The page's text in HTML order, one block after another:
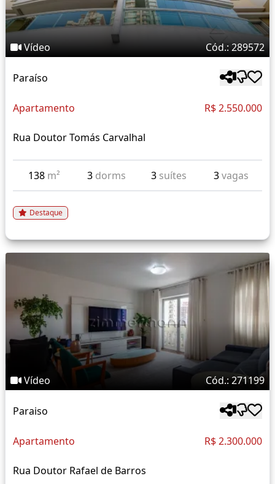
Vídeo Cód.: 289572
Paraíso
Apartamento R$ 2.550.000
Rua Doutor Tomás Carvalhal
138 m² 3 dorms 3 suítes 3vagas
Destaque
Vídeo Cód.: 271199
Paraiso
Apartamento R$ 2.300.000
Rua Doutor Rafael de Barros